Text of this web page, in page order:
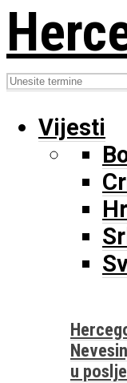
Vijesti
u